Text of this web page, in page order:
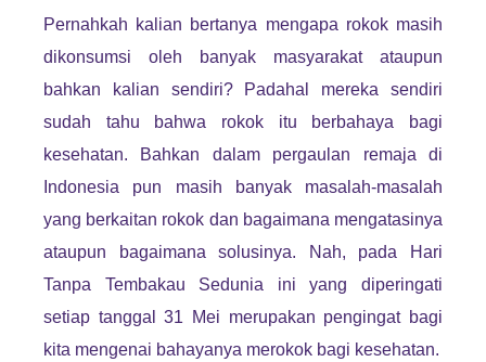
Pernahkah kalian bertanya mengapa rokok masih
dikonsumsi oleh banyak masyarakat ataupun
bahkan kalian sendiri? Padahal mereka sendiri
sudah tahu bahwa rokok itu berbahaya bagi
kesehatan. Bahkan dalam pergaulan remaja di
Indonesia pun masih banyak masalah-masalah
yang berkaitan rokok dan bagaimana mengatasinya
ataupun bagaimana solusinya. Nah, pada Hari
Tanpa Tembakau Sedunia ini yang diperingati
setiap tanggal 31 Mei merupakan pengingat bagi
kita mengenai bahayanya merokok bagi kesehatan.